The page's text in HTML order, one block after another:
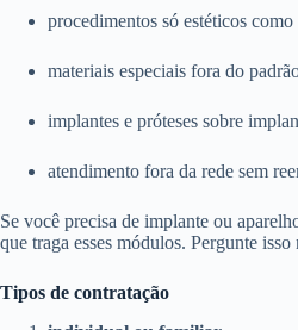
procedimentos só estéticos
materiais especiais fora do
implantes e próteses sobre
atendimento fora da rede sem
Se você precisa de implante ou
que traga esses módulos. Pergunte isso
Tipos de contratação